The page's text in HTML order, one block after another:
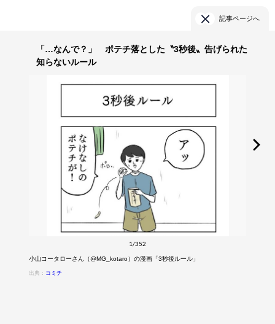
記事ページへ
「…なんで？」 ポテチ落とした〝3秒後〟告げられた
知らないルール
1/352
小山コータローさん（@MG_kotaro）の漫画「3秒後ルール」
出典： コミチ